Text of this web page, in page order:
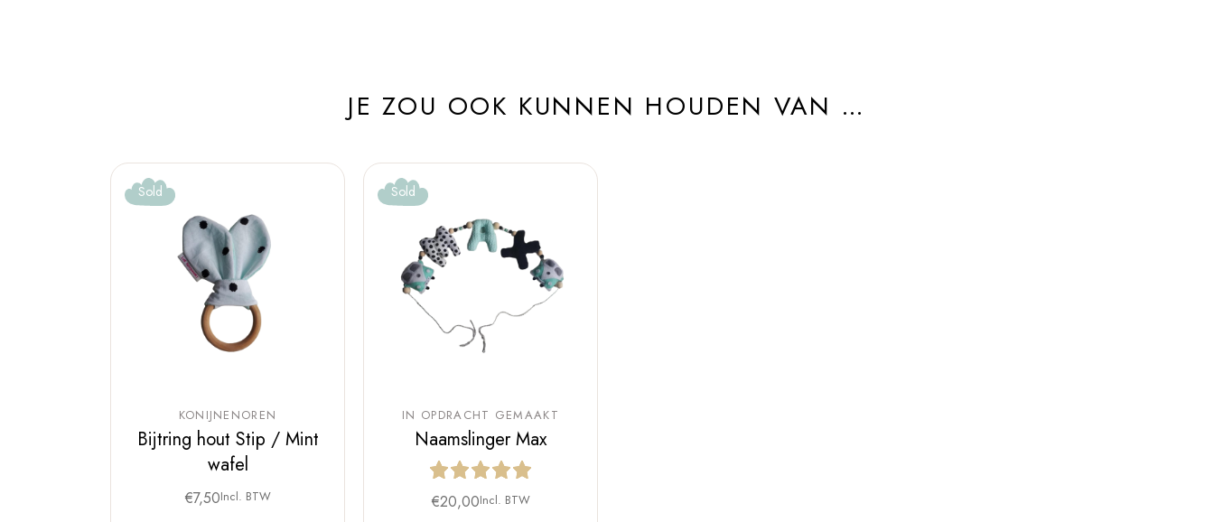
JE ZOU OOK KUNNEN HOUDEN VAN …
Sold
KONIJNENOREN
Bijtring hout Stip / Mint
wafel
€7,50Incl. BTW
Sold
IN OPDRACHT GEMAAKT
Naamslinger Max
€20,00Incl. BTW